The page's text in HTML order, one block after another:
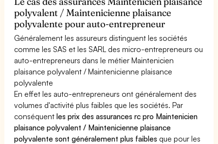
polyvalent / Maintenicienne plaisance
polyvalente pour auto-entrepreneur
Généralement les assureurs distinguent les sociétés
comme les SAS et les SARL des micro-entrepreneurs ou
auto-entrepreneurs dans le métier Maintenicien
plaisance polyvalent / Maintenicienne plaisance
polyvalente
En effet les auto-entrepreneurs ont généralement des
volumes d'activité plus faibles que les sociétés. Par
conséquentles prix des assurances rc pro Maintenicien
plaisance polyvalent / Maintenicienne plaisance
polyvalente sont généralement plus faibles que pour les